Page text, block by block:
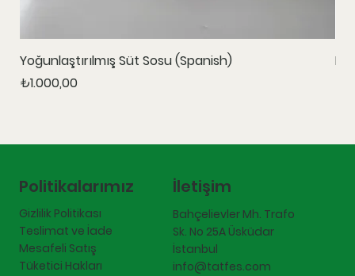
Yoğunlaştırılmış Süt Sosu (Spanish)
Fiyat
₺1.000,00
Politikalarımız
Gizlilik Politikası
Teslimat ve İade
Mesafeli Satış
Tüketici Hakları
İletişim
Bahçelievler Mh. Trafo
Sk. No 25A Üsküdar
İstanbul
info@tatfes.com